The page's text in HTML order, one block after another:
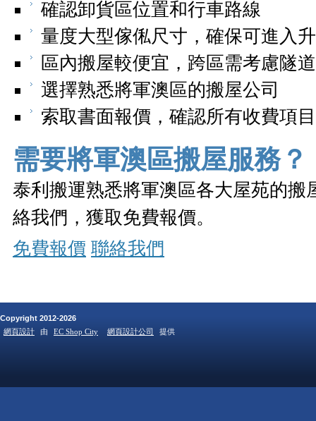
確認卸貨區位置和行車路線
量度大型傢俬尺寸，確保可進入
區內搬屋較便宜，跨區需考慮隧
選擇熟悉將軍澳區的搬屋公司
索取書面報價，確認所有收費項目
需要將軍澳區搬屋服務？
泰利搬運熟悉將軍澳區各大屋苑的搬
絡我們，獲取免費報價。
免費報價 聯絡我們
Copyright 2012-2026
網頁設計
由 EC Shop City 網頁設計公司 提供